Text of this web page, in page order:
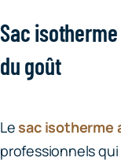
Sac
du goût
Le sac isotherme
professionnels